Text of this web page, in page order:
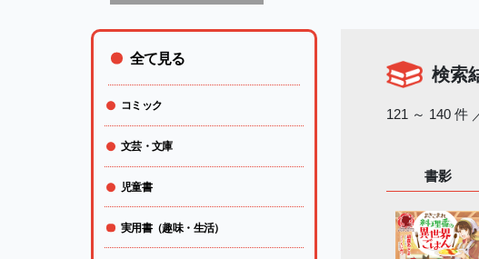
検索
121 ～ 140 件
書影
全て見る
コミック
文芸・文庫
児童書
実用書（趣味・生活）